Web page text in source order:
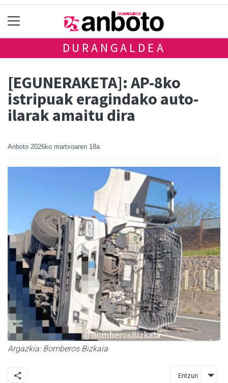
DURANGALDEA
[EGUNERAKETA]: AP-8ko
istripuak eragindako auto-
ilarak amaitu dira
Anboto 2026ko martxoaren 18a
Argazkia: Bomberos Bizkaia
Entzun